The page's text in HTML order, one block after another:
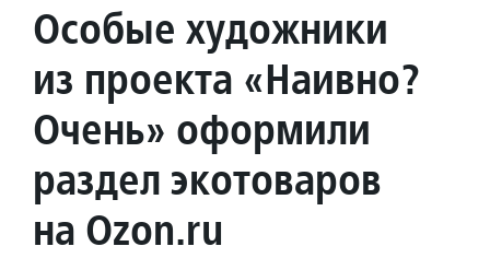
Особые художники
из проекта «Наивно?
Очень» оформили
раздел экотоваров
на Ozon.ru